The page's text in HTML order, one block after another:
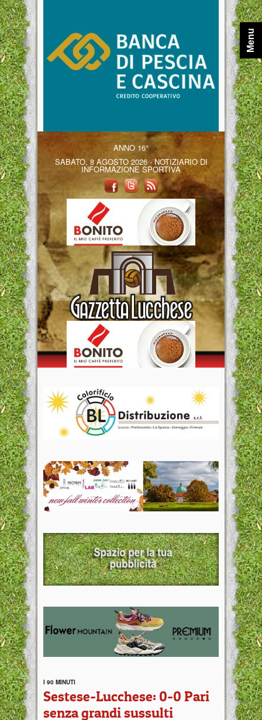
ANNO 16°
SABATO, 8 AGOSTO 2026 - NOTIZIARIO DI
INFORMAZIONE SPORTIVA
I 90 MINUTI
Sestese-Lucchese: 0-0 Pari
senza grandi sussulti
Menu